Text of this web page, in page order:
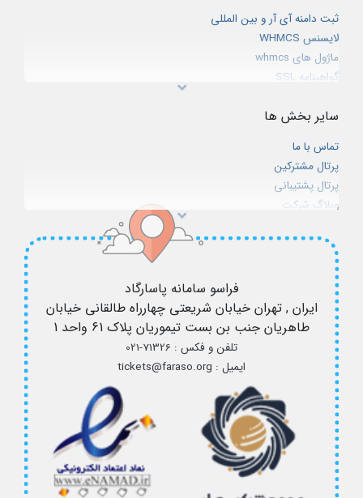
ثبت دامنه آی آر و بین المللی
لایسنس WHMCS
ماژول های whmcs
گواهینامه SSL
سئو و بهینه سازی سایت
لایسنس پلسک
پلن‌های سرور مجازی
سایر بخش ها
تماس با ما
پرتال مشترکین
پرتال پشتیبانی
وبلاگ شرکت
استخدام
فراسو سامانه پاسارگاد
ایران , تهران خیابان شریعتی چهارراه طالقانی خیابان
طاهریان جنب بن بست تیموریان پلاک 61 واحد 1
تلفن و فکس : 021-71326
ایمیل : tickets@faraso.org